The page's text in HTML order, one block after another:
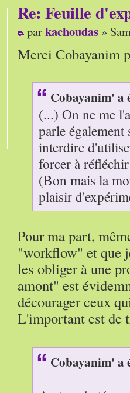
Re: Feuille
parkachoudas »
Merci Cobayanim
Cobayanim' a
(...) On ne me
parle
interdire
forcer à
(Bon mais la
plaisir
Pour ma part,
"workflow" et que
les obliger à une
amont" est
décourager ceux
L'important est de
Cobayanim' a